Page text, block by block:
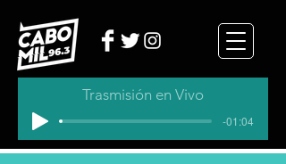
Trasmisión en Vivo
-01:04